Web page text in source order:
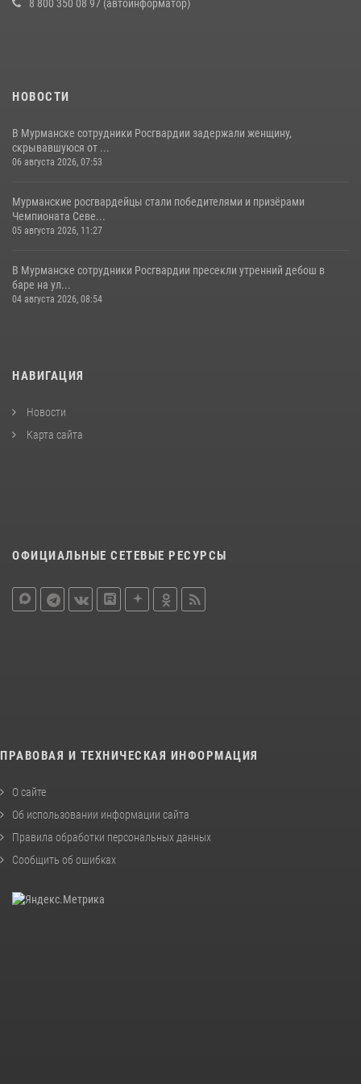
8 800 350 08 97 (автоинформатор)
НОВОСТИ
В Мурманске сотрудники Росгвардии задержали женщину,
скрывавшуюся от ...
06 августа 2026, 07:53
Мурманские росгвардейцы стали победителями и призёрами
Чемпионата Севе...
05 августа 2026, 11:27
В Мурманске сотрудники Росгвардии пресекли утренний дебош в
баре на ул...
04 августа 2026, 08:54
НАВИГАЦИЯ
Новости
Карта сайта
ОФИЦИАЛЬНЫЕ СЕТЕВЫЕ РЕСУРСЫ
ПРАВОВАЯ И ТЕХНИЧЕСКАЯ ИНФОРМАЦИЯ
О сайте
Об использовании информации сайта
Правила обработки персональных данных
Сообщить об ошибках